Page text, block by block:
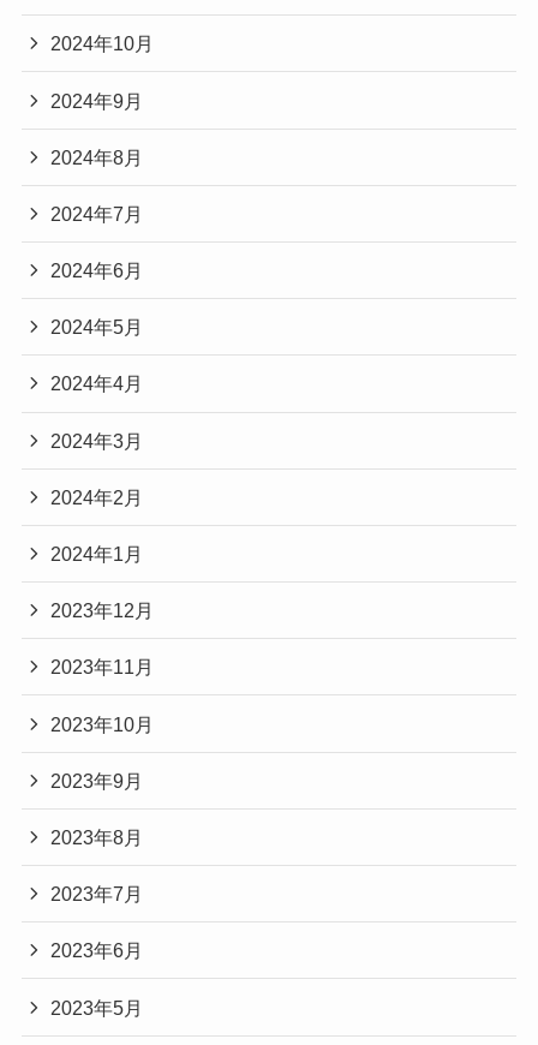
2024年10月
2024年9月
2024年8月
2024年7月
2024年6月
2024年5月
2024年4月
2024年3月
2024年2月
2024年1月
2023年12月
2023年11月
2023年10月
2023年9月
2023年8月
2023年7月
2023年6月
2023年5月